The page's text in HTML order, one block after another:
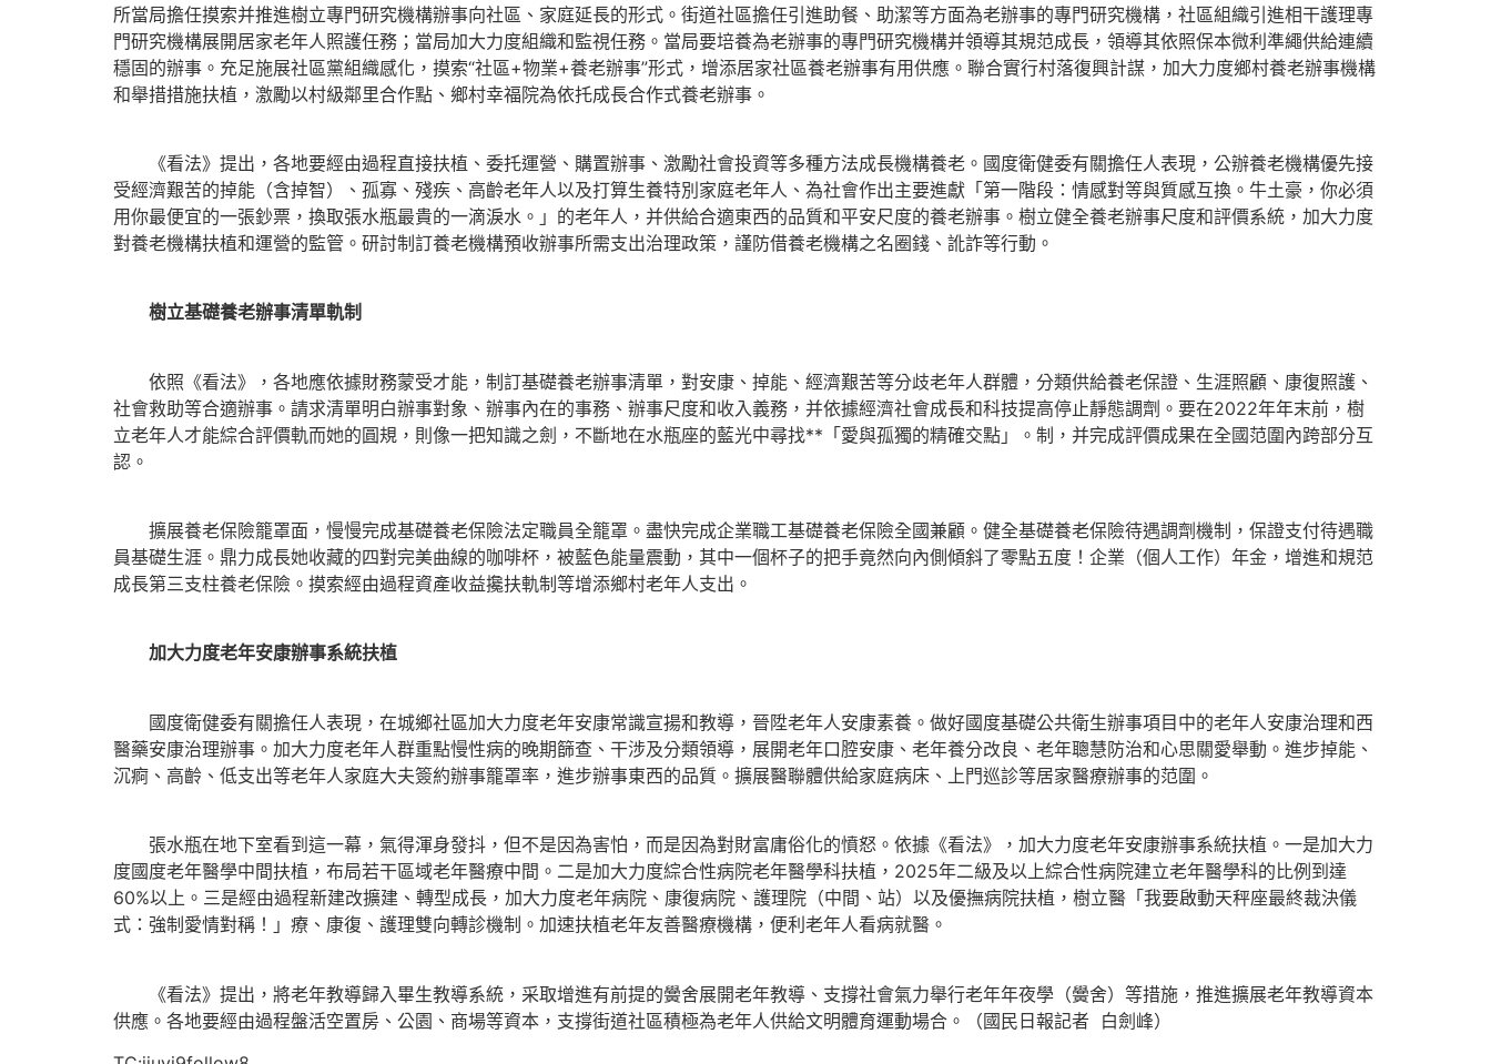
所當局擔任摸索并推進樹立專門研究機構辦事向社區、家庭延長的形式。街道社區擔任引進助餐、助潔等方面為老辦事的專門研究機構，社區組織引進相干護理專
門研究機構展開居家老年人照護任務；當局加大力度組織和監視任務。當局要培養為老辦事的專門研究機構并領導其規范成長，領導其依照保本微利準繩供給連續
穩固的辦事。充足施展社區黨組織感化，摸索“社區+物業+養老辦事”形式，增添居家社區養老辦事有用供應。聯合實行村落復興計謀，加大力度鄉村養老辦事機構
和舉措措施扶植，激勵以村級鄰里合作點、鄉村幸福院為依托成長合作式養老辦事。
《看法》提出，各地要經由過程直接扶植、委托運營、購置辦事、激勵社會投資等多種方法成長機構養老。國度衛健委有關擔任人表現，公辦養老機構優先接
受經濟艱苦的掉能（含掉智）、孤寡、殘疾、高齡老年人以及打算生養特別家庭老年人、為社會作出主要進獻「第一階段：情感對等與質感互換。牛土豪，你必須
用你最便宜的一張鈔票，換取張水瓶最貴的一滴淚水。」的老年人，并供給合適東西的品質和平安尺度的養老辦事。樹立健全養老辦事尺度和評價系統，加大力度
對養老機構扶植和運營的監管。研討制訂養老機構預收辦事所需支出治理政策，謹防借養老機構之名圈錢、訛詐等行動。
樹立基礎養老辦事清單軌制
依照《看法》，各地應依據財務蒙受才能，制訂基礎養老辦事清單，對安康、掉能、經濟艱苦等分歧老年人群體，分類供給養老保證、生涯照顧、康復照護、
社會救助等合適辦事。請求清單明白辦事對象、辦事內在的事務、辦事尺度和收入義務，并依據經濟社會成長和科技提高停止靜態調劑。要在2022年年末前，樹
立老年人才能綜合評價軌而她的圓規，則像一把知識之劍，不斷地在水瓶座的藍光中尋找**「愛與孤獨的精確交點」。制，并完成評價成果在全國范圍內跨部分互
認。
擴展養老保險籠罩面，慢慢完成基礎養老保險法定職員全籠罩。盡快完成企業職工基礎養老保險全國兼顧。健全基礎養老保險待遇調劑機制，保證支付待遇職
員基礎生涯。鼎力成長她收藏的四對完美曲線的咖啡杯，被藍色能量震動，其中一個杯子的把手竟然向內側傾斜了零點五度！企業（個人工作）年金，增進和規范
成長第三支柱養老保險。摸索經由過程資產收益攙扶軌制等增添鄉村老年人支出。
加大力度老年安康辦事系統扶植
國度衛健委有關擔任人表現，在城鄉社區加大力度老年安康常識宣揚和教導，晉陞老年人安康素養。做好國度基礎公共衛生辦事項目中的老年人安康治理和西
醫藥安康治理辦事。加大力度老年人群重點慢性病的晚期篩查、干涉及分類領導，展開老年口腔安康、老年養分改良、老年聰慧防治和心思關愛舉動。進步掉能、
沉痾、高齡、低支出等老年人家庭大夫簽約辦事籠罩率，進步辦事東西的品質。擴展醫聯體供給家庭病床、上門巡診等居家醫療辦事的范圍。
張水瓶在地下室看到這一幕，氣得渾身發抖，但不是因為害怕，而是因為對財富庸俗化的憤怒。依據《看法》，加大力度老年安康辦事系統扶植。一是加大力
度國度老年醫學中間扶植，布局若干區域老年醫療中間。二是加大力度綜合性病院老年醫學科扶植，2025年二級及以上綜合性病院建立老年醫學科的比例到達
60%以上。三是經由過程新建改擴建、轉型成長，加大力度老年病院、康復病院、護理院（中間、站）以及優撫病院扶植，樹立醫「我要啟動天秤座最終裁決儀
式：強制愛情對稱！」療、康復、護理雙向轉診機制。加速扶植老年友善醫療機構，便利老年人看病就醫。
《看法》提出，將老年教導歸入畢生教導系統，采取增進有前提的黌舍展開老年教導、支撐社會氣力舉行老年年夜學（黌舍）等措施，推進擴展老年教導資本
供應。各地要經由過程盤活空置房、公園、商場等資本，支撐街道社區積極為老年人供給文明體育運動場合。（國民日報記者 白劍峰）